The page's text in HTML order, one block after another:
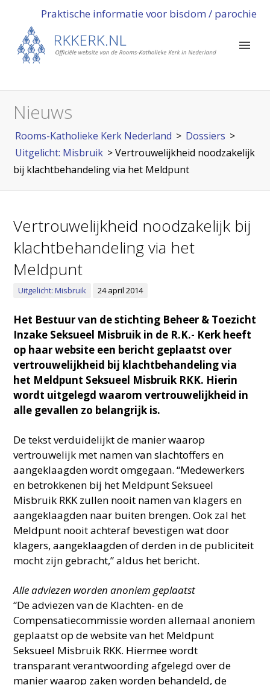
Praktische informatie voor bisdom / parochie
Nieuws
Rooms-Katholieke Kerk Nederland > Dossiers >
Uitgelicht: Misbruik >Vertrouwelijkheid noodzakelijk
bij klachtbehandeling via het Meldpunt
Vertrouwelijkheid noodzakelijk bij
klachtbehandeling via het
Meldpunt
Uitgelicht: Misbruik 24 april 2014
Het Bestuur van de stichting Beheer & Toezicht
Inzake Seksueel Misbruik in de R.K.- Kerk heeft
op haar website een bericht geplaatst over
vertrouwelijkheid bij klachtbehandeling via
het Meldpunt Seksueel Misbruik RKK. Hierin
wordt uitgelegd waarom vertrouwelijkheid in
alle gevallen zo belangrijk is.
De tekst verduidelijkt de manier waarop
vertrouwelijk met namen van slachtoffers en
aangeklaagden wordt omgegaan. “Medewerkers
en betrokkenen bij het Meldpunt Seksueel
Misbruik RKK zullen nooit namen van klagers en
aangeklaagden naar buiten brengen. Ook zal het
Meldpunt nooit achteraf bevestigen wat door
klagers, aangeklaagden of derden in de publiciteit
mocht zijn gebracht,” aldus het bericht.
Alle adviezen worden anoniem geplaatst
“De adviezen van de Klachten- en de
Compensatiecommissie worden allemaal anoniem
geplaatst op de website van het Meldpunt
Seksueel Misbruik RKK. Hiermee wordt
transparant verantwoording afgelegd over de
manier waarop zaken worden behandeld, de